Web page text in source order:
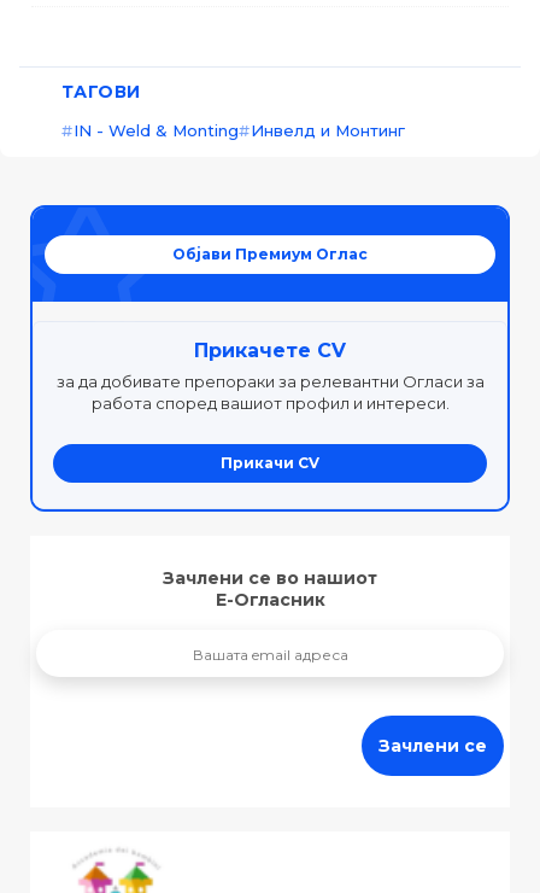
ТАГОВИ
IN - Weld & Monting Инвелд и Монтинг
Објави Премиум Оглас
Прикачете CV
за да добивате препораки за релевантни Огласи за
работа според вашиот профил и интереси.
Прикачи CV
Зачлени се во нашиот
Е-Огласник